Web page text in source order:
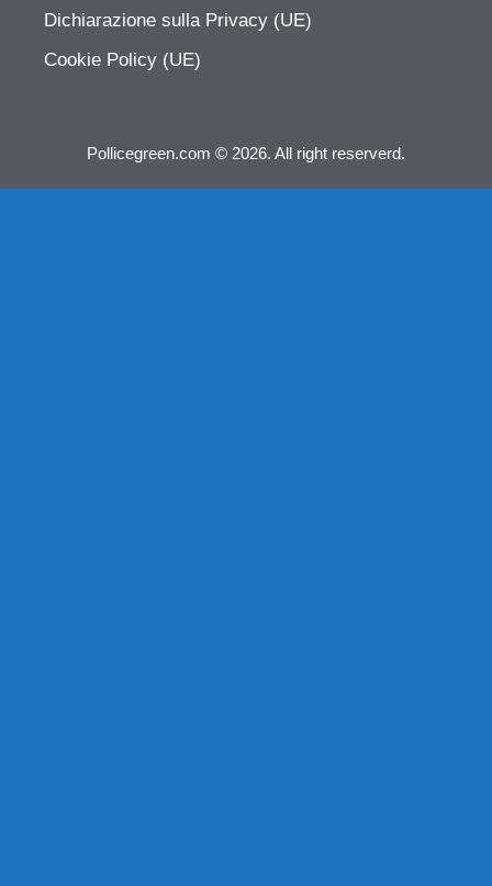
Dichiarazione sulla Privacy (UE)
Cookie Policy (UE)
Pollicegreen.com © 2026. All right reserverd.